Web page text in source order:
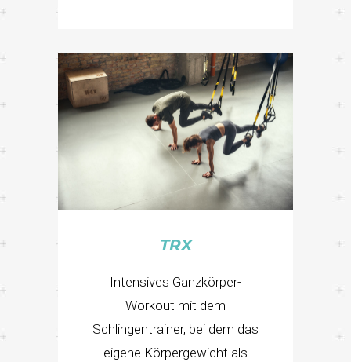
TRX
Intensives Ganzkörper-
Workout mit dem
Schlingentrainer, bei dem das
eigene Körpergewicht als